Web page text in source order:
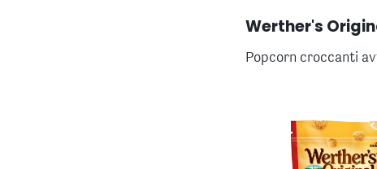
Werther's
Popcorn croccanti